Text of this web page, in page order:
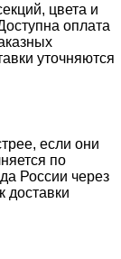
цвета и
оплата
уточняются
если они
по
России через
доставки